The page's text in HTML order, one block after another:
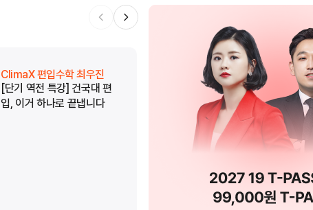
ClimaX 편입수학 최우진
[단기 역전 특강] 건국대 편
입, 이거 하나로 끝냅니다
ClimaX 편입수학 최우진
[단기 역전 특강] 중앙대 편
입, 이거 하나로 끝냅니다